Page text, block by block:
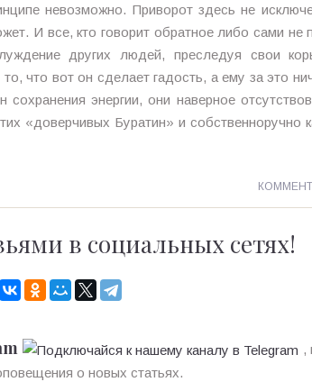
невозможно. Приворот здесь не
И все, кто говорит обратное либо сами не
других людей, преследуя свои
что вот он сделает гадость, а ему за это
энергии, они наверное
«доверчивых Буратин» и собственноручно
в социальных сетях!
,
о новых статьях.